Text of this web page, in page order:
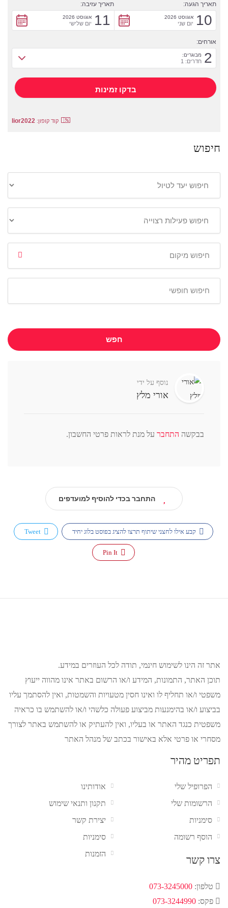
תאריך הגעה:
10 אוגוסט 2026
יום שני
תאריך עזיבה:
11 אוגוסט 2026
יום שלישי
אורחים:
2 מבוגרים:
חדרים: 1
קוד קופון: lior2022
חיפוש
חפש
נוסף על ידי
אורי מלץ
בבקשה התחבר על מנת לראות פרטי החשבון.
התחבר בכדי להוסיף למועדפים
קבע אילו לחצני שיתוף תרצו להציג בפוסט בלוג יחיד Tweet
Pin It
אתר זה הינו לשימוש חינמי, תודה לכל העוזרים במידע.
תוכן האתר, התמונות, המידע ו/או הרשום באתר אינו מהווה ייעוץ
משפטי ו/או תחליף לו ואינו חסין מטעויות והשמטות, ואין להסתמך עליו
בביצוע ו/או בהימנעות מביצוע פעולה כלשהי ו/או להשתמש בו כראיה
משפטית כנגד האתר או בעליו, ואין להעתיק או להשתמש באתר לצורך
מסחרי או פרטי אלא באישור בכתב של מנהל האתר
תפריט מהיר
אודותינו
תקנון ותנאי שימוש
יצירת קשר
סימניות
הזמנות
הפרופיל שלי
הרשומות שלי
סימניות
הוסף רשומה
צרו קשר
טלפון: 073-3245000
פקס: 073-3244990